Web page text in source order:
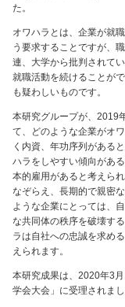
た。
オワハラとは、企業が就
う要求することですが、
連、大学から批判されて
就職活動を続けることが
も疑わしいものです。
本研究グループが、2019
て、どのような企業がオ
く内資、年功序列がある
ハラをしやすい傾向があ
本的雇用があると考えら
なぞらえ、長期的で親密
ような企業にとっては、
な共同体の秩序を破壊す
ラは自社への忠誠を求め
えられます。
本研究成果は、2020年3
学会大会」に受理されまし